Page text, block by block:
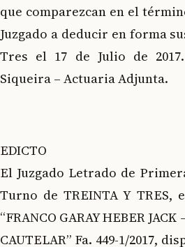
que comparezcan en el
Juzgado a deducir en forma
Tres el 17 de Julio de
Siqueira – Actuaria Adjunta.
EDICTO
El Juzgado Letrado de
Turno de TREINTA Y TRES,
“FRANCO GARAY HEBER JACK
CAUTELAR” Fa. 449-1/2017,